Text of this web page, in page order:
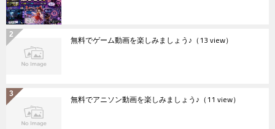
無料でゲーム動画を楽しみましょう♪ （13 view）
無料でアニソン動画を楽しみましょう♪ （11 view）